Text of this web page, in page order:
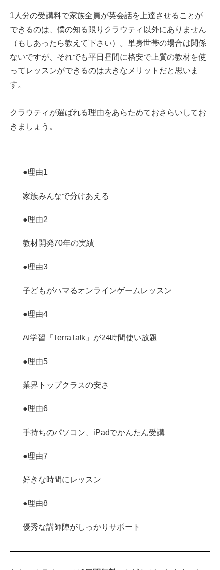
1人分の受講料で家族全員が英会話を上達させることが
できるのは、僕の知る限りクラウティ以外にありません
（もしあったら教えて下さい）。単身世帯の場合は関係
ないですが、それでも平日昼間に格安で上質の教材を使
ってレッスンができるのは大きなメリットだと思いま
す。
クラウティが選ばれる理由をあらためておさらいしてお
きましょう。
●理由1
家族みんなで分けあえる
●理由2
教材開発70年の実績
●理由3
子どもがハマるオンラインゲームレッスン
●理由4
AI学習「TerraTalk」が24時間使い放題
●理由5
業界トップクラスの安さ
●理由6
手持ちのパソコン、iPadでかんたん受講
●理由7
好きな時間にレッスン
●理由8
優秀な講師陣がしっかりサポート